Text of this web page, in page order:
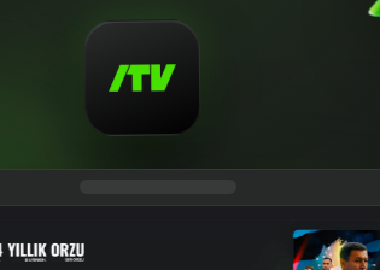
Король земли Она